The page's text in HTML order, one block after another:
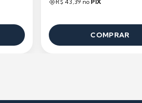
R$ 43,39 no PIX
COMPRAR